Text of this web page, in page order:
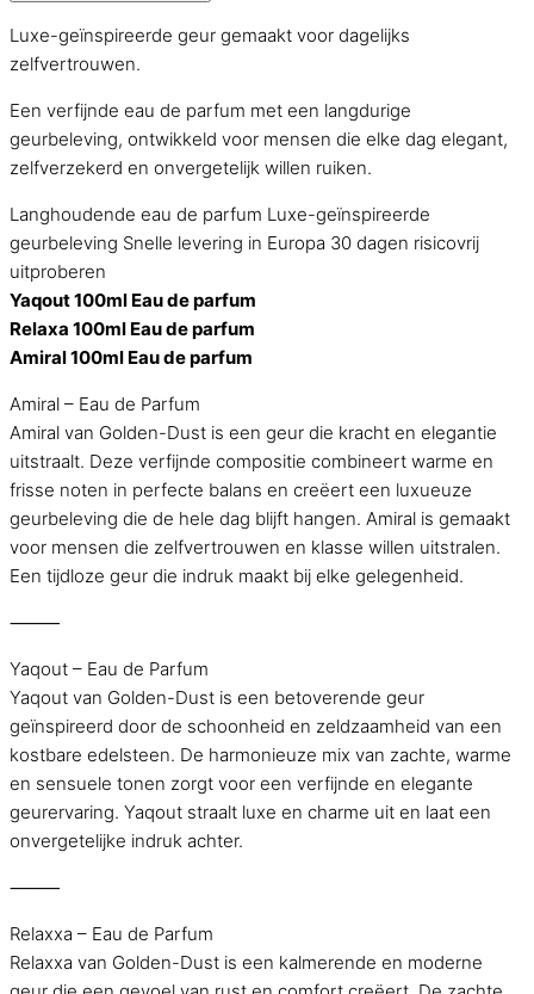
Luxe-geïnspireerde geur gemaakt voor dagelijks
zelfvertrouwen.
Een verfijnde eau de parfum met een langdurige
geurbeleving, ontwikkeld voor mensen die elke dag elegant,
zelfverzekerd en onvergetelijk willen ruiken.
Langhoudende eau de parfum Luxe-geïnspireerde
geurbeleving Snelle levering in Europa 30 dagen risicovrij
uitproberen
Yaqout 100ml Eau de parfum
Relaxa 100ml Eau de parfum
Amiral 100ml Eau de parfum
Amiral – Eau de Parfum
Amiral van Golden-Dust is een geur die kracht en elegantie
uitstraalt. Deze verfijnde compositie combineert warme en
frisse noten in perfecte balans en creëert een luxueuze
geurbeleving die de hele dag blijft hangen. Amiral is gemaakt
voor mensen die zelfvertrouwen en klasse willen uitstralen.
Een tijdloze geur die indruk maakt bij elke gelegenheid.
⸻
Yaqout – Eau de Parfum
Yaqout van Golden-Dust is een betoverende geur
geïnspireerd door de schoonheid en zeldzaamheid van een
kostbare edelsteen. De harmonieuze mix van zachte, warme
en sensuele tonen zorgt voor een verfijnde en elegante
geurervaring. Yaqout straalt luxe en charme uit en laat een
onvergetelijke indruk achter.
⸻
Relaxxa – Eau de Parfum
Relaxxa van Golden-Dust is een kalmerende en moderne